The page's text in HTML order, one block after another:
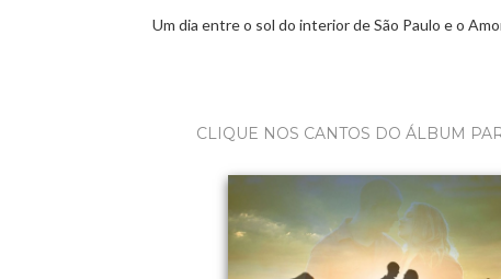
Um dia entre o sol do interior de São Paulo e o
CLIQUE NOS CANTOS DO ÁLBUM